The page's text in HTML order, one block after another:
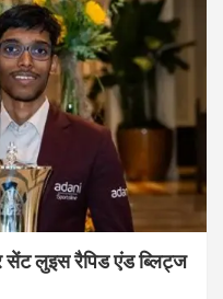
सेंट लुइस रैपिड एंड ब्लिट्ज